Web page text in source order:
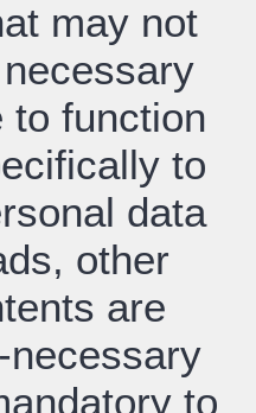
may not
to function
to
data
other
are
necessary
to